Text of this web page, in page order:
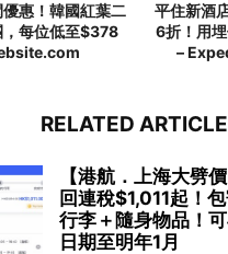
惠！韓國紅葉二
，每位低至$378
平住新酒
6折！用
–
RELATED
【港航．上海大劈
回連稅$1,011起！
行李＋隨身物品！
日期至明年1月